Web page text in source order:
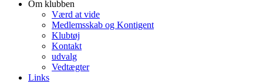
Om klubben
Værd at vide
Medlemsskab og Kontigent
Klubtøj
Kontakt
udvalg
Vedtægter
Links